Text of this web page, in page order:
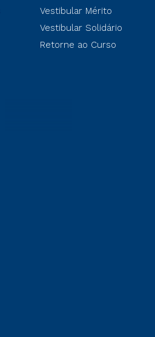
Vestibular Mérito
Vestibular Solidário
Retorne ao Curso